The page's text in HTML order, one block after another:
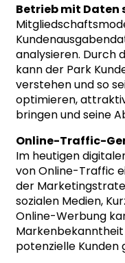
Betrieb mit Daten
analysieren. Durch
kann der Park
verstehen und so
optimieren,
bringen und seine
Online-Traffic-
Im heutigen
von Online-Traffic
der
sozialen Medien,
Online-Werbung
potenzielle Kunden